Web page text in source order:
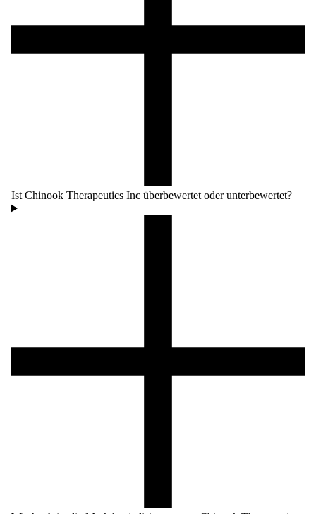
Ist Chinook Therapeutics Inc überbewertet oder unterbewertet?